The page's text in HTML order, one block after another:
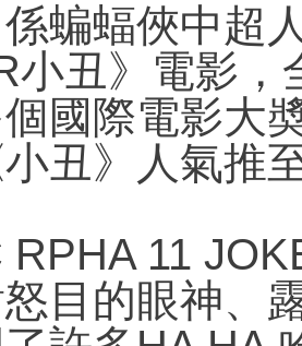
係蝙蝠俠中超
小丑》電影
國際電影大
丑》人氣推
RPHA 11
目的眼神、